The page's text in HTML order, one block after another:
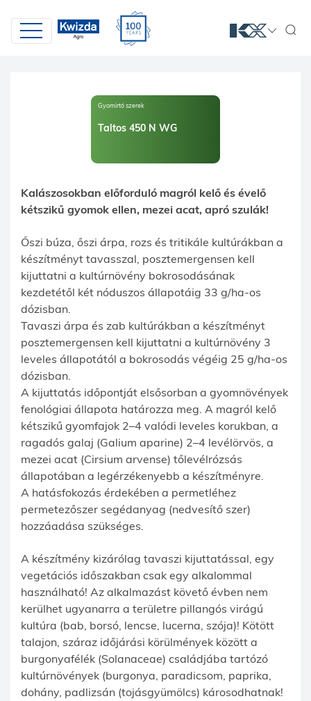
Gyomirtó szerek
Taltos 450 N WG
Kalászosokban előforduló magról kelő és évelő
kétszikű gyomok ellen, mezei acat, apró szulák!
Őszi búza, őszi árpa, rozs és tritikále kultúrákban a
készítményt tavasszal, posztemergensen kell
kijuttatni a kultúrnövény bokrosodásának
kezdetétől két nóduszos állapotáig 33 g/ha-os
dózisban.
Tavaszi árpa és zab kultúrákban a készítményt
posztemergensen kell kijuttatni a kultúrnövény 3
leveles állapotától a bokrosodás végéig 25 g/ha-os
dózisban.
A kijuttatás időpontját elsősorban a gyomnövények
fenológiai állapota határozza meg. A magról kelő
kétszikű gyomfajok 2–4 valódi leveles korukban, a
ragadós galaj (Galium aparine) 2–4 levélörvös, a
mezei acat (Cirsium arvense) tőlevélrózsás
állapotában a legérzékenyebb a készítményre.
A hatásfokozás érdekében a permetléhez
permetezőszer segédanyag (nedvesítő szer)
hozzáadása szükséges.
A készítmény kizárólag tavaszi kijuttatással, egy
vegetációs időszakban csak egy alkalommal
használható! Az alkalmazást követő évben nem
kerülhet ugyanarra a területre pillangós virágú
kultúra (bab, borsó, lencse, lucerna, szója)! Kötött
talajon, száraz időjárási körülmények között a
burgonyafélék (Solanaceae) családjába tartózó
kultúrnövények (burgonya, paradicsom, paprika,
dohány, padlizsán (tojásgyümölcs) károsodhatnak!